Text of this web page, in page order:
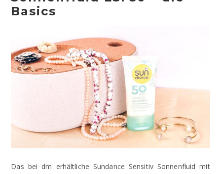
Basics
Das bei dm erhältliche Sundance Sensitiv Sonnenfluid mit